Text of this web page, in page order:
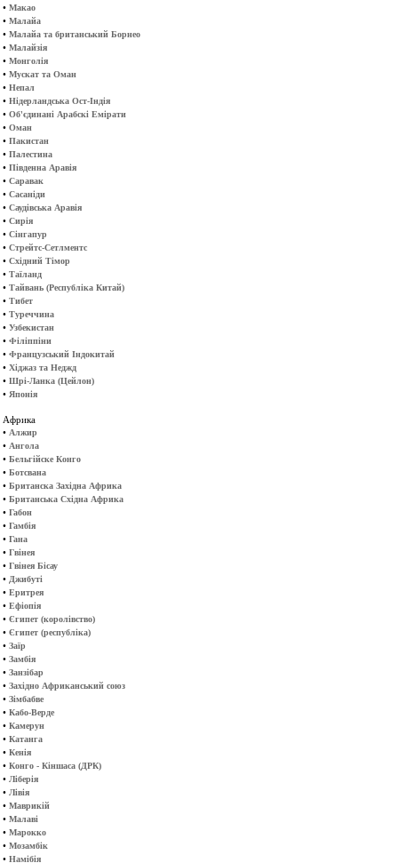
• Макао
• Малайа
• Малайа та британський Борнео
• Малайзія
• Монголія
• Мускат та Оман
• Непал
• Нідерландська Ост-Індія
• Об'єдинані Арабскі Емірати
• Оман
• Пакистан
• Палестина
• Південна Аравія
• Саравак
• Сасаніди
• Саудівська Аравія
• Сирія
• Сінгапур
• Стрейтс-Сетлментс
• Східний Тімор
• Таїланд
• Тайвань (Республіка Китай)
• Тибет
• Туреччина
• Узбекистан
• Філіппіни
• Французський Індокитай
• Хіджаз та Неджд
• Шрі-Ланка (Цейлон)
• Японія
Африка
• Алжир
• Ангола
• Бельгійске Конго
• Ботсвана
• Британска Західна Африка
• Британська Східна Африка
• Габон
• Гамбія
• Гана
• Гвінея
• Гвінея Бісау
• Джибуті
• Еритрея
• Ефіопія
• Єгипет (королівство)
• Єгипет (республіка)
• Заїр
• Замбія
• Занзібар
• Західно Африканський союз
• Зімбабве
• Кабо-Верде
• Камерун
• Катанга
• Кенія
• Конго - Кіншаса (ДРК)
• Ліберія
• Лівія
• Маврикій
• Малаві
• Марокко
• Мозамбік
• Намібія